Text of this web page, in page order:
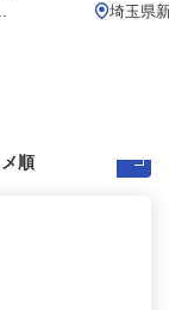
埼玉県